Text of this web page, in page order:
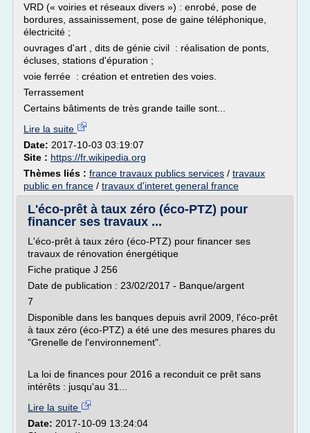
VRD (« voiries et réseaux divers ») : enrobé, pose de
bordures, assainissement, pose de gaine téléphonique,
électricité ;
ouvrages d'art , dits de génie civil : réalisation de ponts,
écluses, stations d'épuration ;
voie ferrée : création et entretien des voies.
Terrassement
Certains bâtiments de très grande taille sont...
Lire la suite
Date: 2017-10-03 03:19:07
Site : https://fr.wikipedia.org
Thèmes liés : france travaux publics services / travaux
public en france / travaux d'interet general france
L'éco-prêt à taux zéro (éco-PTZ) pour
financer ses travaux ...
L'éco-prêt à taux zéro (éco-PTZ) pour financer ses
travaux de rénovation énergétique
Fiche pratique J 256
Date de publication : 23/02/2017 - Banque/argent
7
Disponible dans les banques depuis avril 2009, l'éco-prêt
à taux zéro (éco-PTZ) a été une des mesures phares du
"Grenelle de l'environnement".
La loi de finances pour 2016 a reconduit ce prêt sans
intérêts : jusqu'au 31...
Lire la suite
Date: 2017-10-09 13:24:04